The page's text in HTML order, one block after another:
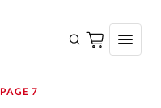
PAGE 7